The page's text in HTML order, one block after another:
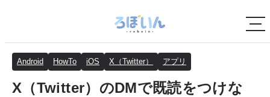
Android HowTo iOS X（Twitter） アプリ
X（Twitter）のDMで既読をつけな